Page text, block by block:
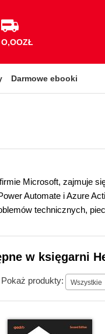
Darmowe ebooki
Microsoft, zajmuje
Automate i Azure
technicznych,
w księgarni
Pokaż produkty: Wszystkie